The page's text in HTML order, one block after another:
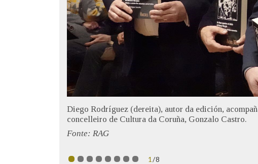
Diego Rodríguez (dereita), autor da edición,
concelleiro de Cultura da Coruña, Gonzalo Castro.
Fonte: RAG
1 /8